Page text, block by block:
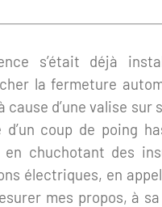
s’était déjà
la fermeture
cause d’une valise sur
d’un coup de poing
en chuchotant des
électriques, en
mes propos, à